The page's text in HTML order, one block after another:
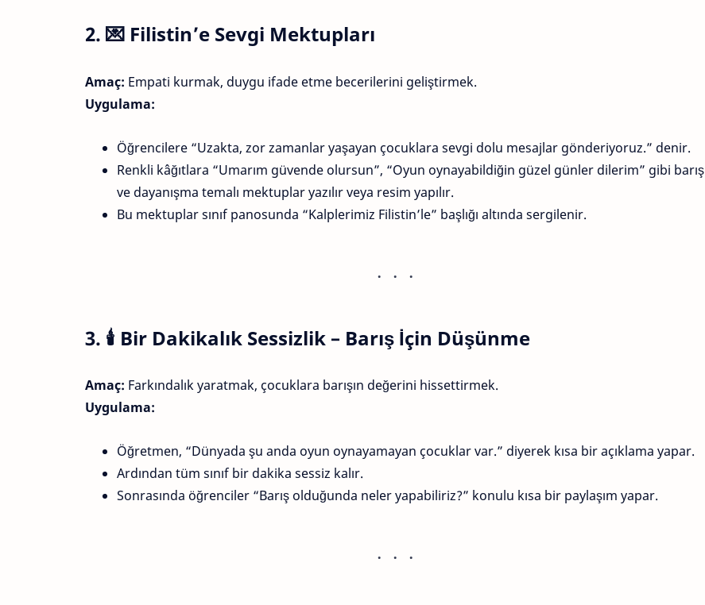
2. 💌 Filistin’e Sevgi Mektupları
Amaç: Empati kurmak, duygu ifade etme becerilerini geliştirmek.
Uygulama:
Öğrencilere “Uzakta, zor zamanlar yaşayan çocuklara sevgi dolu mesajlar gönderiyoruz.” denir.
Renkli kâğıtlara “Umarım güvende olursun”, “Oyun oynayabildiğin güzel günler dilerim” gibi barış
ve dayanışma temalı mektuplar yazılır veya resim yapılır.
Bu mektuplar sınıf panosunda “Kalplerimiz Filistin’le” başlığı altında sergilenir.
3. 🕯️ Bir Dakikalık Sessizlik – Barış İçin Düşünme
Amaç: Farkındalık yaratmak, çocuklara barışın değerini hissettirmek.
Uygulama:
Öğretmen, “Dünyada şu anda oyun oynayamayan çocuklar var.” diyerek kısa bir açıklama yapar.
Ardından tüm sınıf bir dakika sessiz kalır.
Sonrasında öğrenciler “Barış olduğunda neler yapabiliriz?” konulu kısa bir paylaşım yapar.